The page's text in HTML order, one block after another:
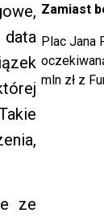
ze
Zamiast
Plac Jana
mln zł z